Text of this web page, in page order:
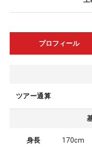
プロフィール
ツアー通算
身長 170cm